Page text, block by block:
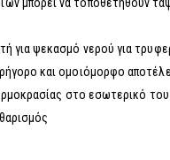
για ψεκασμό νερού για
και ομοιόμορφο
στο εσωτερικό